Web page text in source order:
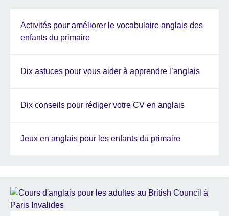
Activités pour améliorer le vocabulaire anglais des
enfants du primaire
Dix astuces pour vous aider à apprendre l’anglais
Dix conseils pour rédiger votre CV en anglais
Jeux en anglais pour les enfants du primaire